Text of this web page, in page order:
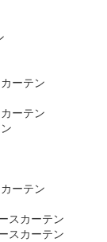
ーテン
ーテン
ーテン
スカーテン
スカーテン